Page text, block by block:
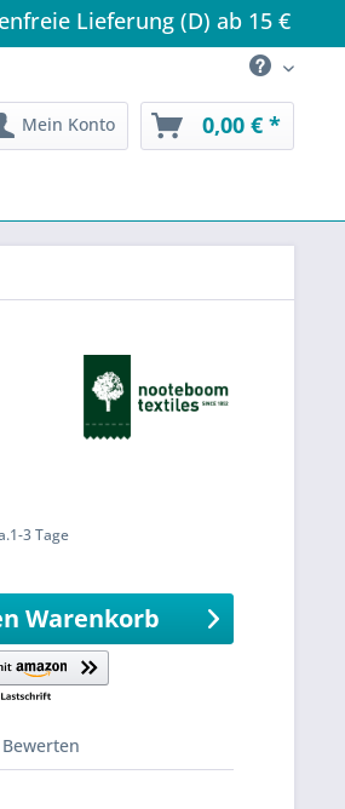
Lieferung (D) ab 15 €
Mein Konto 0,00 € *
3 Tage
Warenkorb
Bewerten